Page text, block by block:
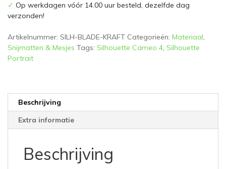
✓ Op werkdagen vóór 14.00 uur besteld, dezelfde dag
verzonden!
Artikelnummer: SILH-BLADE-KRAFT Categorieën: Materiaal,
Snijmatten & Mesjes Tags: Silhouette Cameo 4, Silhouette
Portrait
Beschrijving
Extra informatie
Beschrijving